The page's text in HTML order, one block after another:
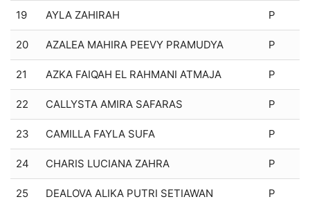
19 AYLA ZAHIRAH P
20 AZALEA MAHIRA PEEVY PRAMUDYA P
21 AZKA FAIQAH EL RAHMANI ATMAJA P
22 CALLYSTA AMIRA SAFARAS P
23 CAMILLA FAYLA SUFA P
24 CHARIS LUCIANA ZAHRA P
25 DEALOVA ALIKA PUTRI SETIAWAN P